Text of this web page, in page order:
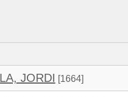
JORDI [1664]